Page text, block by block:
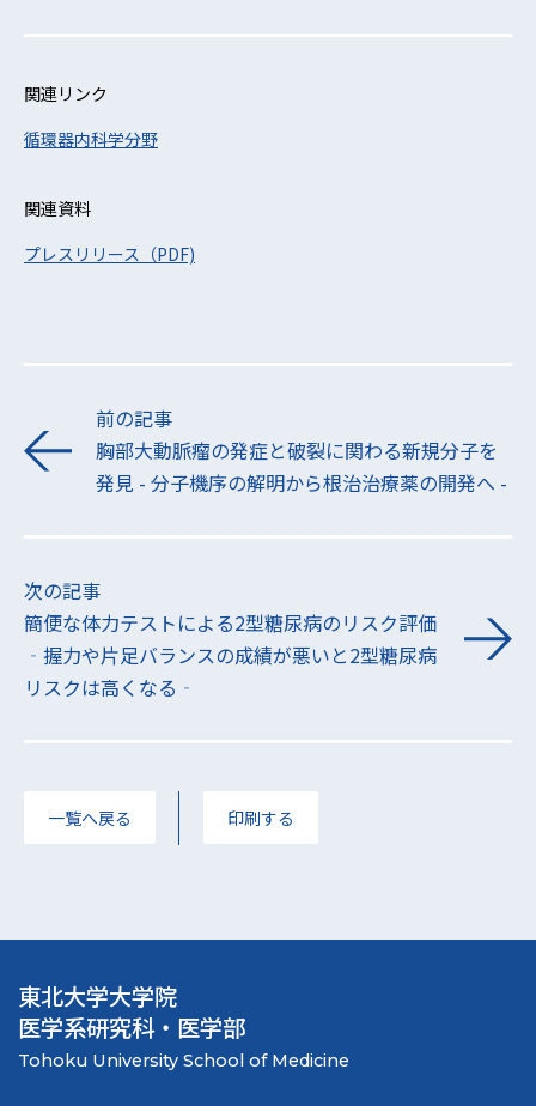
関連リンク
循環器内科学分野
関連資料
プレスリリース（PDF)
前の記事
胸部大動脈瘤の発症と破裂に関わる新規分子を
発見 - 分子機序の解明から根治治療薬の開発へ -
次の記事
簡便な体力テストによる2型糖尿病のリスク評価
‐握力や片足バランスの成績が悪いと2型糖尿病
リスクは高くなる‐
一覧へ戻る 印刷する
東北大学大学院
医学系研究科・医学部